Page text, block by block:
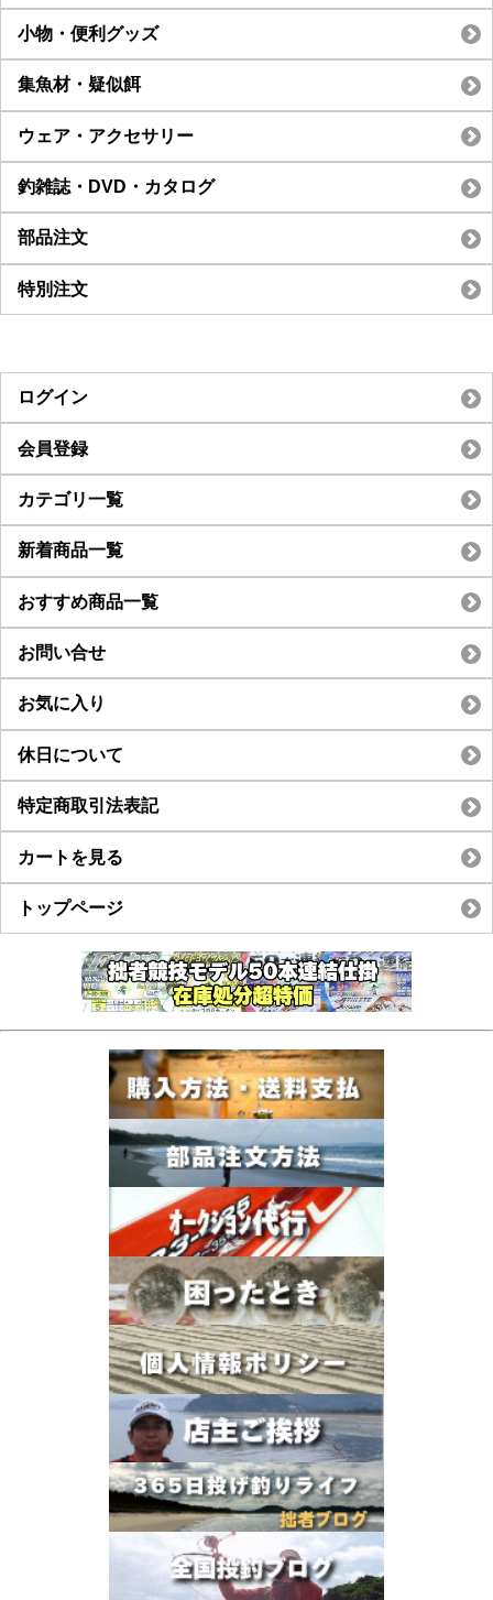
小物・便利グッズ
集魚材・疑似餌
ウェア・アクセサリー
釣雑誌・DVD・カタログ
部品注文
特別注文
ログイン
会員登録
カテゴリ一覧
新着商品一覧
おすすめ商品一覧
お問い合せ
お気に入り
休日について
特定商取引法表記
カートを見る
トップページ